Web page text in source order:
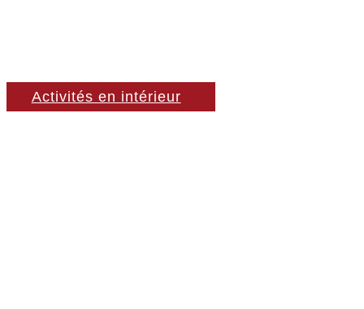
Activités en intérieur